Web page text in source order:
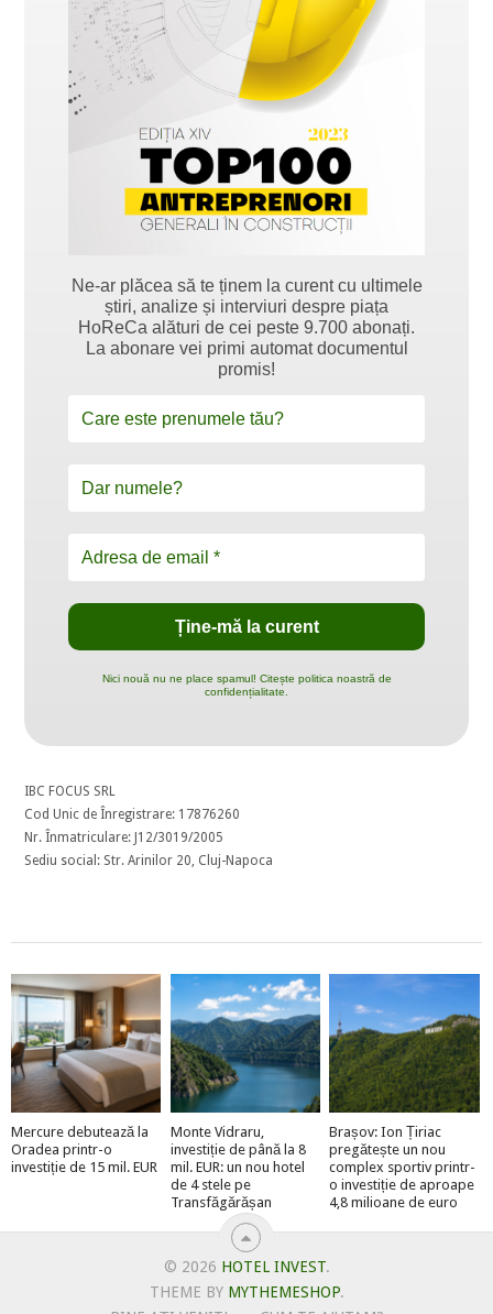
Ne-ar plăcea să te ținem la curent cu ultimele
știri, analize și interviuri despre piața
HoReCa alături de cei peste 9.700 abonați.
La abonare vei primi automat documentul
promis!
Nici nouă nu ne place spamul! Citește politica noastră de
confidențialitate.
IBC FOCUS SRL
Cod Unic de Înregistrare: 17876260
Nr. Înmatriculare: J12/3019/2005
Sediu social: Str. Arinilor 20, Cluj-Napoca
Mercure debutează la
Oradea printr-o
investiție de 15 mil. EUR
Monte Vidraru,
investiție de până la 8
mil. EUR: un nou hotel
de 4 stele pe
Transfăgărășan
Brașov: Ion Țiriac
pregătește un nou
complex sportiv printr-
o investiție de aproape
4,8 milioane de euro
© 2026 HOTEL INVEST.
THEME BY MYTHEMESHOP.